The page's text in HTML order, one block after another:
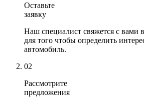
Оставьте
заявку
Наш специалист свяжется с вами
для того чтобы определить
автомобиль.
02
Рассмотрите
предложения